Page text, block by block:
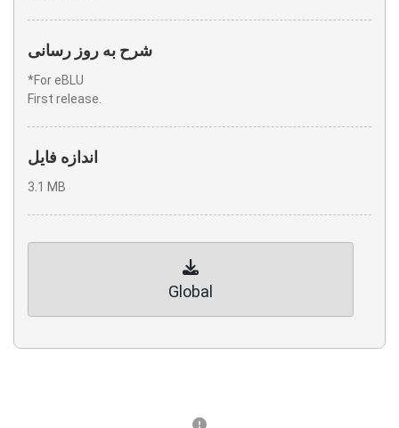
شرح به روز رسانی
*For eBLU
First release.
اندازه فایل
3.1 MB
Global